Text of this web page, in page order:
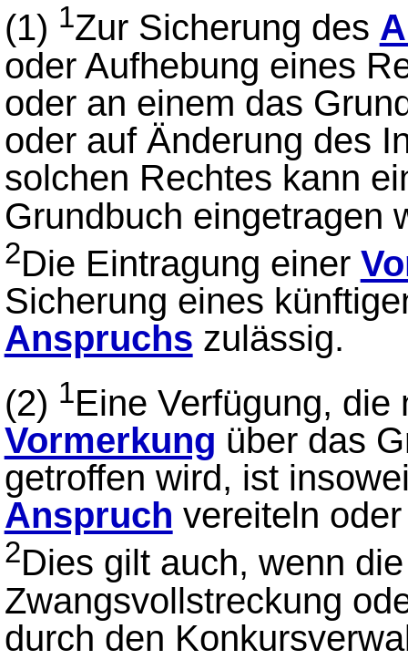
(1) 1Zur Sicherung des
oder Aufhebung eines
oder an einem das
oder auf Änderung des
solchen Rechtes kann
Grundbuch eingetragen
2Die Eintragung einer
Sicherung eines
Anspruchs zulässig.
(2) 1Eine Verfügung, die
Vormerkung über das
getroffen wird, ist
Anspruch vereiteln
2Dies gilt auch, wenn
Zwangsvollstreckung
durch den